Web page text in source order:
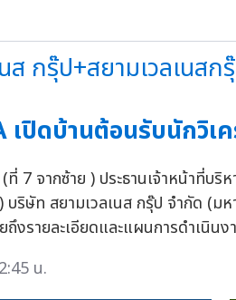
ส กรุ๊ป+สยามเวลเนสก
เปิดบ้านต้อนรับนักวิเ
7 จากซ้าย ) ประธานเจ้าหน้าที่บ
ริษัท สยามเวลเนส กรุ๊ป จำกัด (ม
งรายละเอียดและแผนการดำเนิน
น.